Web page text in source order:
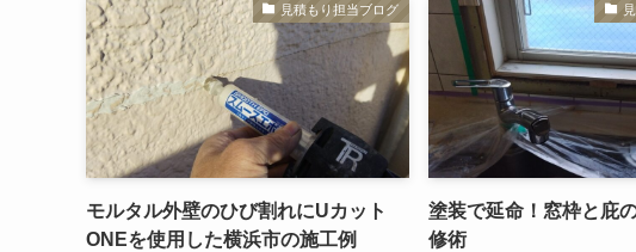
見積もり担当ブログ
モルタル外壁のひび割れにUカット
ONEを使用した横浜市の施工例
塗装で延命！窓枠と庇
修術